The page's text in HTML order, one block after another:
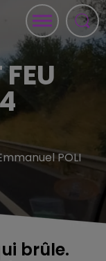
POLI
brûle.